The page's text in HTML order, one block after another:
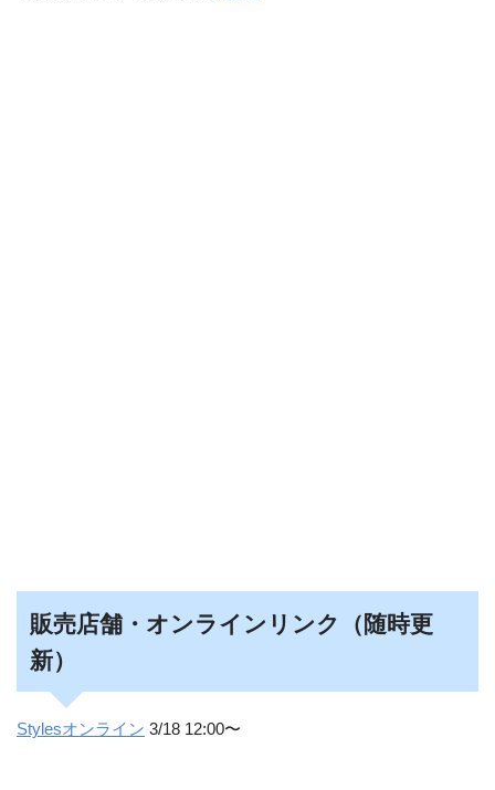
販売店舗・オンラインリンク（随時更
新）
Stylesオンライン 3/18 12:00〜